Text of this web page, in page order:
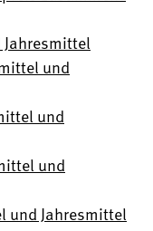
und
und
und
und Jahresmittel